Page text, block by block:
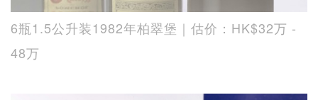
6瓶1.5公升装1982年柏翠堡｜估价：HK$32万 -
48万